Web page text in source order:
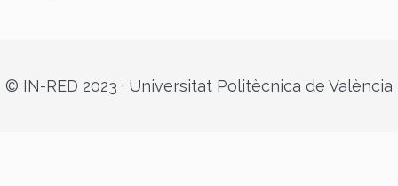
© IN-RED 2023 · Universitat Politècnica de València